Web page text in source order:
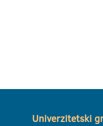
Univerzitetski